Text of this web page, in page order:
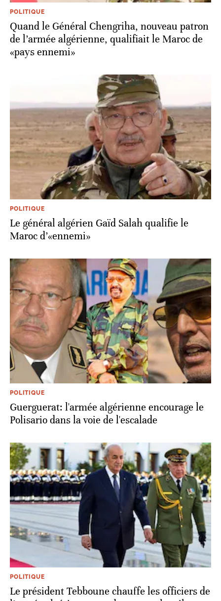
POLITIQUE
Quand le Général Chengriha, nouveau patron
de l’armée algérienne, qualifiait le Maroc de
«pays ennemi»
POLITIQUE
Le général algérien Gaïd Salah qualifie le
Maroc d’«ennemi»
POLITIQUE
Guerguerat: l'armée algérienne encourage le
Polisario dans la voie de l'escalade
POLITIQUE
Le président Tebboune chauffe les officiers de